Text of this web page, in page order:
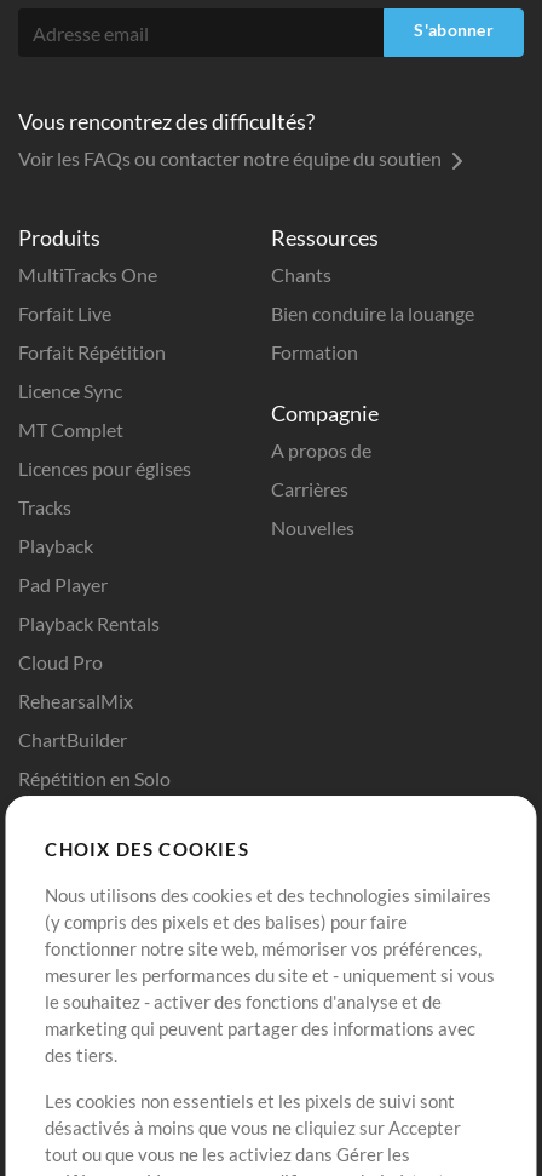
Produits
MultiTracks One
Forfait Live
Forfait Répétition
Licence Sync
MT Complet
Licences pour églises
Tracks
Playback
Pad Player
Playback Rentals
Cloud Pro
RehearsalMix
ChartBuilder
Répétition en Solo
Modèles ProPresenter
Sons
Ressources
Chants
Bien conduire la louange
Formation
Compagnie
A propos de
Carrières
Nouvelles
Boutique
Acheter des crédits
Contenu gratuit
Demander les pistes
Extras
Sessions
Compte
Connexion
S'inscrire
S'abonner
Vous rencontrez des difficultés?
Voir les FAQs ou contacter notre équipe du soutien
CHOIX DES COOKIES
Nous utilisons des cookies et des technologies similaires
(y compris des pixels et des balises) pour faire
fonctionner notre site web, mémoriser vos préférences,
mesurer les performances du site et - uniquement si vous
le souhaitez - activer des fonctions d'analyse et de
marketing qui peuvent partager des informations avec
des tiers.
Les cookies non essentiels et les pixels de suivi sont
désactivés à moins que vous ne cliquiez sur Accepter
tout ou que vous ne les activiez dans Gérer les